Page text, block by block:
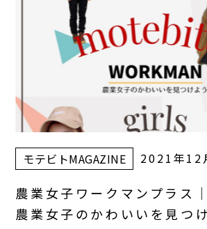
モテビトMAGAZINE 2021年12
農業女子ワークマンプラス
農業女子のかわいいを見つ